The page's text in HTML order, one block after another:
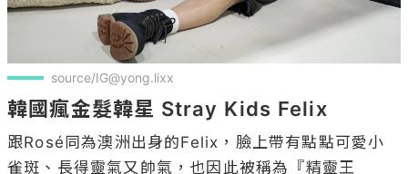
source/IG@yong.lixx
韓國瘋金髮韓星 Stray Kids Felix
跟Rosé同為澳洲出身的Felix，臉上帶有點點可愛小
雀斑、長得靈氣又帥氣，也因此被稱為『精靈王